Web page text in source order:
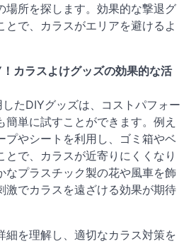
場所を探します。効果的な撃退グ
とで、カラスがエリアを避けるよ
カラスよけグッズの効果的な活
たDIYグッズは、コストパフォー
簡単に試すことができます。例え
プやシートを利用し、ゴミ箱やベ
とで、カラスが近寄りにくくなり
なプラスチック製の花や風車を飾
激でカラスを遠ざける効果が期待
細を理解し、適切なカラス対策を